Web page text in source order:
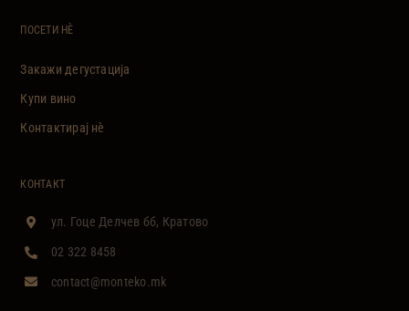
ПОСЕТИ НÈ
Закажи дегустација
Купи вино
Контактирај нè
КОНТАКТ
ул. Гоце Делчев бб, Кратово
02 322 8458
contact@monteko.mk